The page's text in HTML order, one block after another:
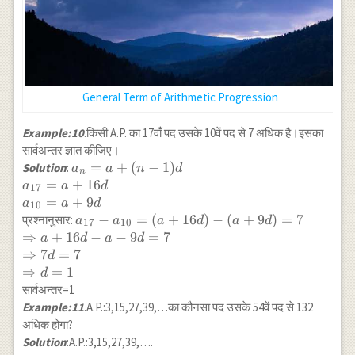
1=\frac{-8}
{2}\\
\Rightarrow n-
n=4+1=5General Term of Arithmetic Progression
Example:10.किसी A.P. का 17वाँ पद उसके 10वें पद से 7 अधिक है।इसका
सार्वअन्तर ज्ञात कीजिए।
Solution: a_n=a+(n-1)
d\\
a_{17}=a+16
d\\
a_{10}=a+9
d
an = a + (n − 1)d
a17 = a + 16d
a10 = a + 9d
प्रश्नानुसार: a_{17}-
a_{10}=
(a+16 d)-
\Rightarrow
a+16 d-a-9
d=7\\
a17 − a10 = (a + 16d) − (a + 9d) = 7
⇒ a + 16d − a − 9d = 7
⇒ 7d = 7
⇒ d = 1
सार्वअन्तर=1
Example:11.A.P.:3,15,27,39,…का कौनसा पद उसके 54वें पद से 132
अधिक होगा?
Solution:A.P.:3,15,27,39,….